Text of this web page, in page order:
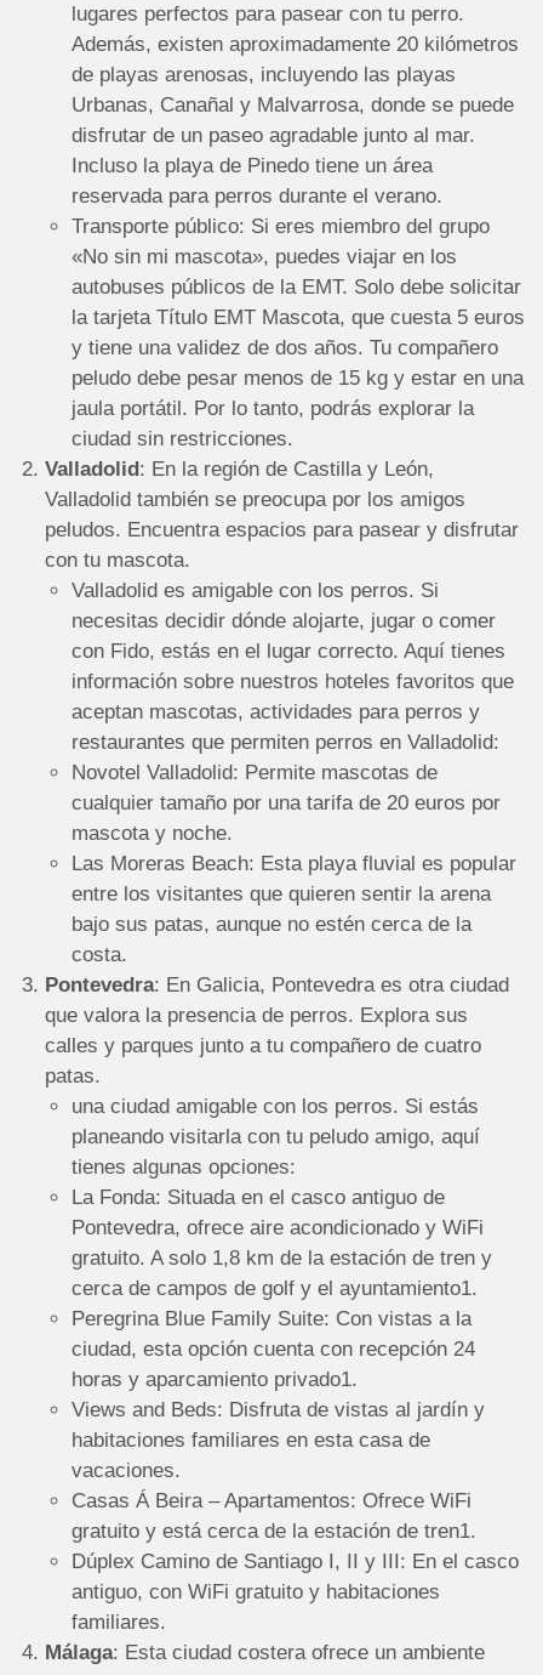
lugares perfectos para pasear con tu perro.
Además, existen aproximadamente 20 kilómetros
de playas arenosas, incluyendo las playas
Urbanas, Canañal y Malvarrosa, donde se puede
disfrutar de un paseo agradable junto al mar.
Incluso la playa de Pinedo tiene un área
reservada para perros durante el verano.
Transporte público: Si eres miembro del grupo
«No sin mi mascota», puedes viajar en los
autobuses públicos de la EMT. Solo debe solicitar
la tarjeta Título EMT Mascota, que cuesta 5 euros
y tiene una validez de dos años. Tu compañero
peludo debe pesar menos de 15 kg y estar en una
jaula portátil. Por lo tanto, podrás explorar la
ciudad sin restricciones.
Valladolid: En la región de Castilla y León,
Valladolid también se preocupa por los amigos
peludos. Encuentra espacios para pasear y disfrutar
con tu mascota.
Valladolid es amigable con los perros. Si
necesitas decidir dónde alojarte, jugar o comer
con Fido, estás en el lugar correcto. Aquí tienes
información sobre nuestros hoteles favoritos que
aceptan mascotas, actividades para perros y
restaurantes que permiten perros en Valladolid:
Novotel Valladolid: Permite mascotas de
cualquier tamaño por una tarifa de 20 euros por
mascota y noche.
Las Moreras Beach: Esta playa fluvial es popular
entre los visitantes que quieren sentir la arena
bajo sus patas, aunque no estén cerca de la
costa.
Pontevedra: En Galicia, Pontevedra es otra ciudad
que valora la presencia de perros. Explora sus
calles y parques junto a tu compañero de cuatro
patas.
una ciudad amigable con los perros. Si estás
planeando visitarla con tu peludo amigo, aquí
tienes algunas opciones:
La Fonda: Situada en el casco antiguo de
Pontevedra, ofrece aire acondicionado y WiFi
gratuito. A solo 1,8 km de la estación de tren y
cerca de campos de golf y el ayuntamiento1.
Peregrina Blue Family Suite: Con vistas a la
ciudad, esta opción cuenta con recepción 24
horas y aparcamiento privado1.
Views and Beds: Disfruta de vistas al jardín y
habitaciones familiares en esta casa de
vacaciones.
Casas Á Beira – Apartamentos: Ofrece WiFi
gratuito y está cerca de la estación de tren1.
Dúplex Camino de Santiago I, II y III: En el casco
antiguo, con WiFi gratuito y habitaciones
familiares.
Málaga: Esta ciudad costera ofrece un ambiente